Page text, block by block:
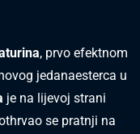
, prvo efektnom
jedanaesterca u
je na lijevoj strani
se pratnji na